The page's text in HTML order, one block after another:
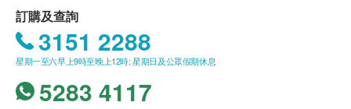
肺部細胞受有害物質傷害和變異的機會及維持肺部
健康
適用人士
關注肺部健康，呼吸道不適，欲提升免疫力，常處於
打鼓嶺, 離島(大嶼山 (包括愉景灣), 南丫島, 長洲,
坪洲, 大澳, 梅窩, 昂平), 馬灣, 沙頭角, 落馬洲, 皇崗,
流浮山, 龍鼓灘, 踏石角, 機場。
訂單確認後將於3-5個工作天內送達指定送貨地
址。送貨日期及地址一經確認後將無法更改，否則
訂購及查詢
3151 2288
星期一至六早上9時至晚上12時; 星期日及公眾假期休息
5283 4117